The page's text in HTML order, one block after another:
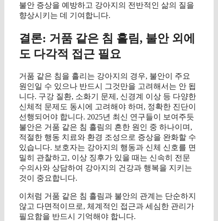
불안 증상을 예방하고 강아지의 전반적인 삶의 질을
향상시키는 데 기여합니다.
결론: 거품 같은 침 흘림, 불안 외에
도 다각적 접근 필요
거품 같은 침을 흘리는 강아지의 경우, 불안이 주요
원인일 수 있으나 반드시 그것만을 고려해서는 안 됩
니다. 구강 질환, 소화기 문제, 신경계 이상 등 다양한
신체적 문제도 동시에 고려해야 하며, 정확한 진단이
선행되어야 합니다. 2025년 최신 연구들이 보여주듯
불안은 거품 같은 침 흘림의 흔한 원인 중 하나이며,
적절한 행동 치료와 환경 조성으로 증상을 완화할 수
있습니다. 보호자는 강아지의 행동과 신체 신호를 면
밀히 관찰하고, 이상 징후가 있을 때는 신속히 전문
수의사와 상담하여 강아지의 건강과 행복을 지키는
것이 중요합니다.
이처럼 거품 같은 침 흘림과 불안의 관계는 단순하지
않고 다면적이므로, 체계적인 접근과 세심한 관리가
필요함을 반드시 기억해야 합니다.